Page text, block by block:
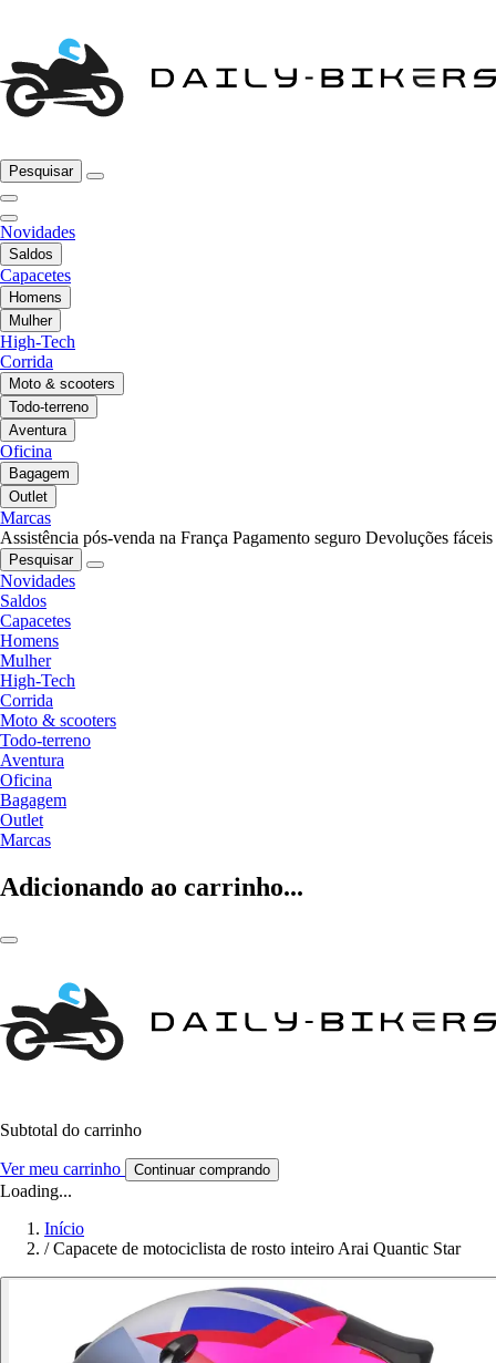
Pesquisar
Novidades
Saldos
Capacetes
Homens
Mulher
High-Tech
Corrida
Moto & scooters
Todo-terreno
Aventura
Oficina
Bagagem
Outlet
Marcas
Assistência pós-venda na França Pagamento seguro Devoluções fáceis
Pesquisar
Novidades
Saldos
Capacetes
Homens
Mulher
High-Tech
Corrida
Moto & scooters
Todo-terreno
Aventura
Oficina
Bagagem
Outlet
Marcas
Adicionando ao carrinho...
Subtotal do carrinho
Ver meu carrinho Continuar comprando
Loading...
Início
/ Capacete de motociclista de rosto inteiro Arai Quantic Star